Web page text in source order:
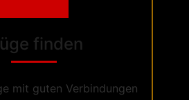
finden
mit guten Verbindungen